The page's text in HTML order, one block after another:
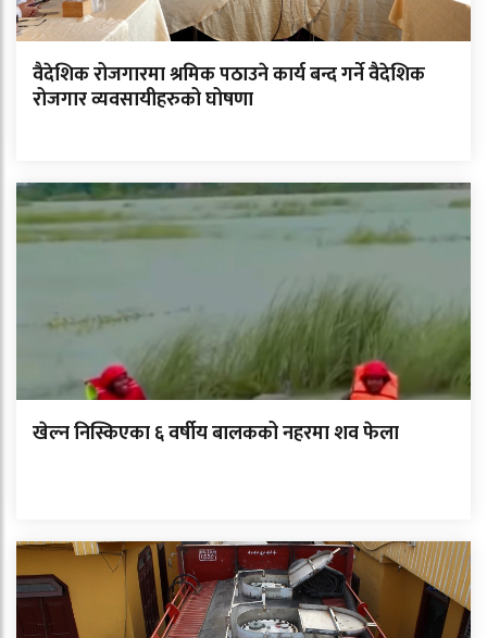
वैदेशिक रोजगारमा श्रमिक पठाउने कार्य बन्द गर्ने वैदेशिक
रोजगार व्यवसायीहरुको घोषणा
खेल्न निस्किएका ६ वर्षीय बालकको नहरमा शव फेला